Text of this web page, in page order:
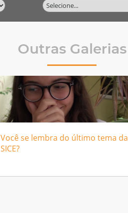
Outras Galerias
Você se lembra do último tema da
SICE?